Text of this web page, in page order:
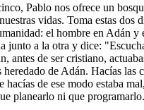
Pablo nos ofrece un
vidas. Toma estas dos
el hombre en Adán y
junto a la otra y dice:
antes de ser cristiano,
de Adán. Hacías las
hacías de ese modo estaba
planearlo ni que programarlo.